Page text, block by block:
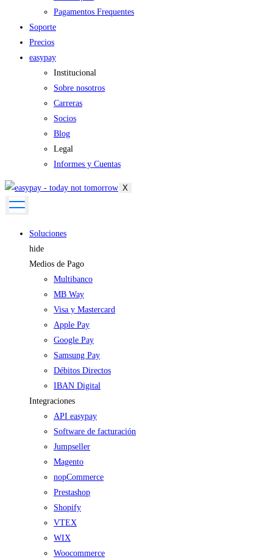
Pagamentos Frequentes
Soporte
Precios
easypay
Institucional
Sobre nosotros
Carreras
Socios
Blog
Legal
Informes y Cuentas
X
Soluciones
hide
Medios de Pago
Multibanco
MB Way
Visa y Mastercard
Apple Pay
Google Pay
Samsung Pay
Débitos Directos
IBAN Digital
Integraciones
API easypay
Software de facturación
Jumpseller
Magento
nopCommerce
Prestashop
Shopify
VTEX
WIX
Woocommerce